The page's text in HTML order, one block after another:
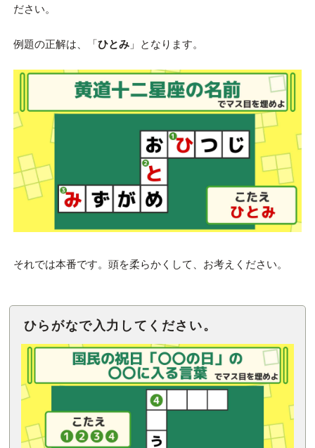
ださい。
例題の正解は、「ひとみ」となります。
それでは本番です。頭を柔らかくして、お考えください。
ひらがなで入力してください。